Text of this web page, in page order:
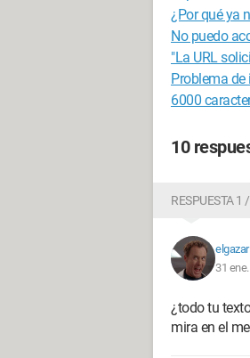
¿Por qué ya
No puedo
"La URL
Problema de
6000
10
RESPUESTA 1
elgazar
31
¿todo tu
mira en el